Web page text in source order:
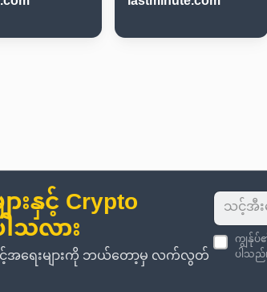
းနှင့် Crypto
သလား
အခွင့်အရေးများကို ဘယ်တော့မှ လက်လွတ်
ကျွန်ုပ်
ပါသည်